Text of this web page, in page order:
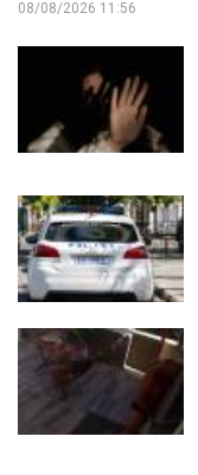
08/08/2026 11:56